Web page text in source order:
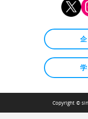
Copyright ©